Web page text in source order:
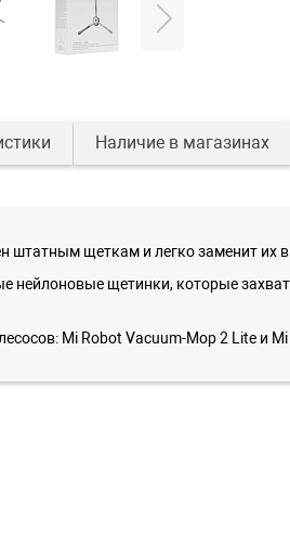
Наличие в магазинах
щеткам и легко заменит их
нейлоновые щетинки, которые
Mi Robot Vacuum-Mop 2 Lite и Mi